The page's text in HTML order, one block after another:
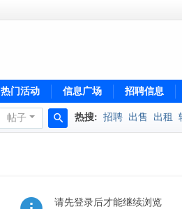
热门活动 信息广场 招聘信息
帖子 热搜: 招聘 出售 出租
请先登录后才能继续浏览